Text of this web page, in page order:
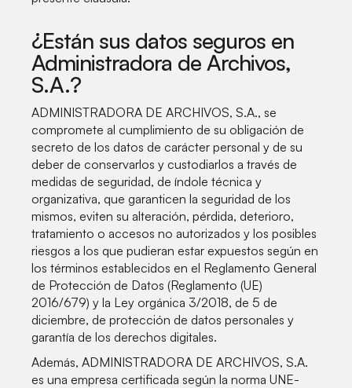
¿Están sus datos seguros en
Administradora de Archivos,
S.A.?
ADMINISTRADORA DE ARCHIVOS, S.A., se
compromete al cumplimiento de su obligación de
secreto de los datos de carácter personal y de su
deber de conservarlos y custodiarlos a través de
medidas de seguridad, de índole técnica y
organizativa, que garanticen la seguridad de los
mismos, eviten su alteración, pérdida, deterioro,
tratamiento o accesos no autorizados y los posibles
riesgos a los que pudieran estar expuestos según en
los términos establecidos en el Reglamento General
de Protección de Datos (Reglamento (UE)
2016/679) y la Ley orgánica 3/2018, de 5 de
diciembre, de protección de datos personales y
garantía de los derechos digitales.
Además, ADMINISTRADORA DE ARCHIVOS, S.A.
es una empresa certificada según la norma UNE-